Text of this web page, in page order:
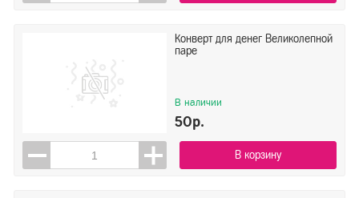
Конверт для денег Великолепной
паре
В наличии
50р.
В корзину